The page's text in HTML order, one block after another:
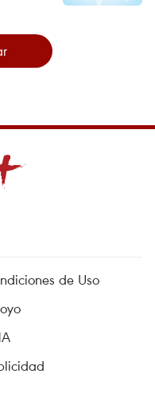
de Uso